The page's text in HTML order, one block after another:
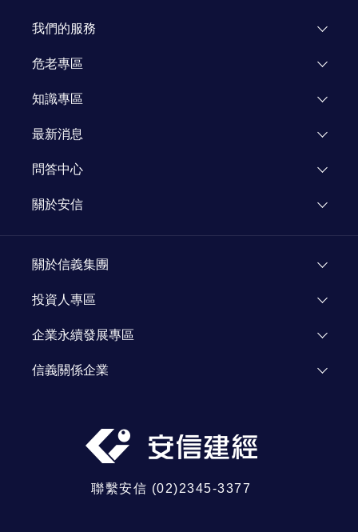
我們的服務
危老專區
專區介紹
企業專區
知識專區
市場研究
最新消息
活動公告
新聞專欄
問答中心
關於安信
關於安信
顧問團隊
關於信義集團
了解信義
資源網站
投資人專區
投資人資訊
企業永續發展專區
企業永續發展
信義關係企業
聯繫安信 (02)2345-3377